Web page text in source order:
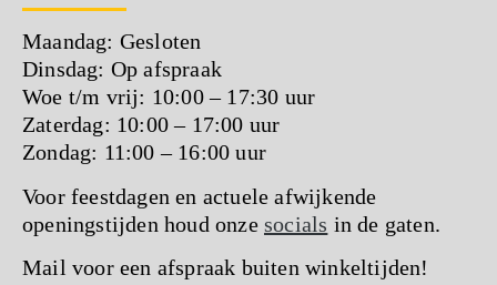
Maandag: Gesloten
Dinsdag: Op afspraak
Woe t/m vrij: 10:00 – 17:30 uur
Zaterdag: 10:00 – 17:00 uur
Zondag: 11:00 – 16:00 uur
Voor feestdagen en actuele afwijkende
openingstijden houd onze socials in de gaten.
Mail voor een afspraak buiten winkeltijden!